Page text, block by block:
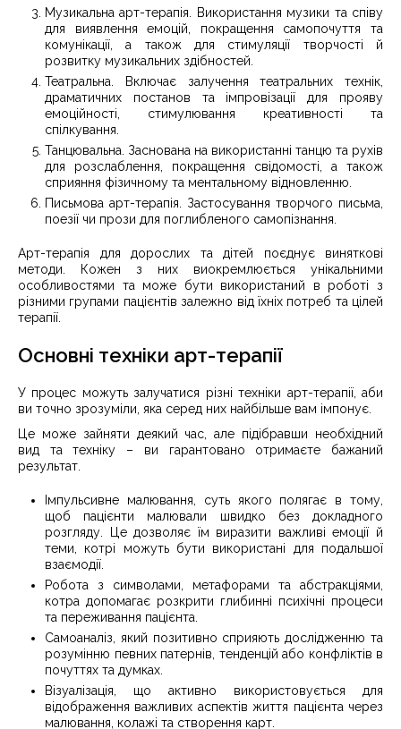
Музикальна арт-терапія. Використання музики та співу
для виявлення емоцій, покращення самопочуття та
комунікації, а також для стимуляції творчості й
розвитку музикальних здібностей.
Театральна. Включає залучення театральних технік,
драматичних постанов та імпровізації для прояву
емоційності, стимулювання креативності та
спілкування.
Танцювальна. Заснована на використанні танцю та рухів
для розслаблення, покращення свідомості, а також
сприяння фізичному та ментальному відновленню.
Письмова арт-терапія. Застосування творчого письма,
поезії чи прози для поглибленого самопізнання.
Арт-терапія для дорослих та дітей поєднує виняткові
методи. Кожен з них виокремлюється унікальними
особливостями та може бути використаний в роботі з
різними групами пацієнтів залежно від їхніх потреб та цілей
терапії.
Основні техніки арт-терапії
У процес можуть залучатися різні техніки арт-терапії, аби
ви точно зрозуміли, яка серед них найбільше вам імпонує.
Це може зайняти деякий час, але підібравши необхідний
вид та техніку – ви гарантовано отримаєте бажаний
результат.
Імпульсивне малювання, суть якого полягає в тому,
щоб пацієнти малювали швидко без докладного
розгляду. Це дозволяє їм виразити важливі емоції й
теми, котрі можуть бути використані для подальшої
взаємодії.
Робота з символами, метафорами та абстракціями,
котра допомагає розкрити глибинні психічні процеси
та переживання пацієнта.
Самоаналіз, який позитивно сприяють дослідженню та
розумінню певних патернів, тенденцій або конфліктів в
почуттях та думках.
Візуалізація, що активно використовується для
відображення важливих аспектів життя пацієнта через
малювання, колажі та створення карт.